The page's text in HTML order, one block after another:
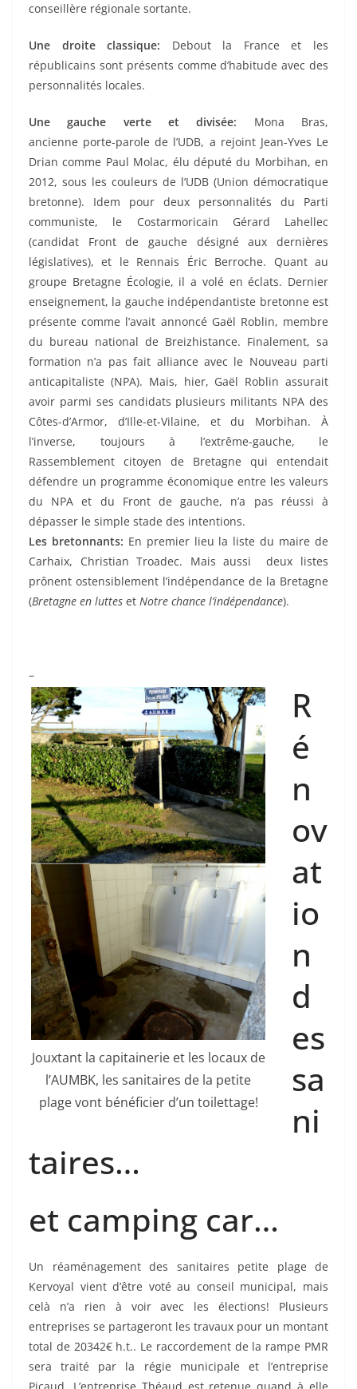
conseillère régionale sortante.
Une droite classique: Debout la France et les
républicains sont présents comme d’habitude avec des
personnalités locales.
Une gauche verte et divisée: Mona Bras,
ancienne porte-parole de l’UDB, a rejoint Jean-Yves Le
Drian comme Paul Molac, élu député du Morbihan, en
2012, sous les couleurs de l’UDB (Union démocratique
bretonne). Idem pour deux personnalités du Parti
communiste, le Costarmoricain Gérard Lahellec
(candidat Front de gauche désigné aux dernières
législatives), et le Rennais Éric Berroche. Quant au
groupe Bretagne Écologie, il a volé en éclats. Dernier
enseignement, la gauche indépendantiste bretonne est
présente comme l’avait annoncé Gaël Roblin, membre
du bureau national de Breizhistance. Finalement, sa
formation n’a pas fait alliance avec le Nouveau parti
anticapitaliste (NPA). Mais, hier, Gaël Roblin assurait
avoir parmi ses candidats plusieurs militants NPA des
Côtes-d’Armor, d’Ille-et-Vilaine, et du Morbihan. À
l’inverse, toujours à l’extrême-gauche, le
Rassemblement citoyen de Bretagne qui entendait
défendre un programme économique entre les valeurs
du NPA et du Front de gauche, n’a pas réussi à
dépasser le simple stade des intentions.
Les bretonnants: En premier lieu la liste du maire de
Carhaix, Christian Troadec. Mais aussi deux listes
prônent ostensiblement l’indépendance de la Bretagne
(Bretagne en luttes et Notre chance l’indépendance).
–
Jouxtant la capitainerie et les locaux de
l’AUMBK, les sanitaires de la petite
plage vont bénéficier d’un toilettage!
R
é
n
ov
at
io
n
d
es
sa
ni
taires…
et camping car…
Un réaménagement des sanitaires petite plage de
Kervoyal vient d’être voté au conseil municipal, mais
celà n’a rien à voir avec les élections! Plusieurs
entreprises se partageront les travaux pour un montant
total de 20342€ h.t.. Le raccordement de la rampe PMR
sera traité par la régie municipale et l’entreprise